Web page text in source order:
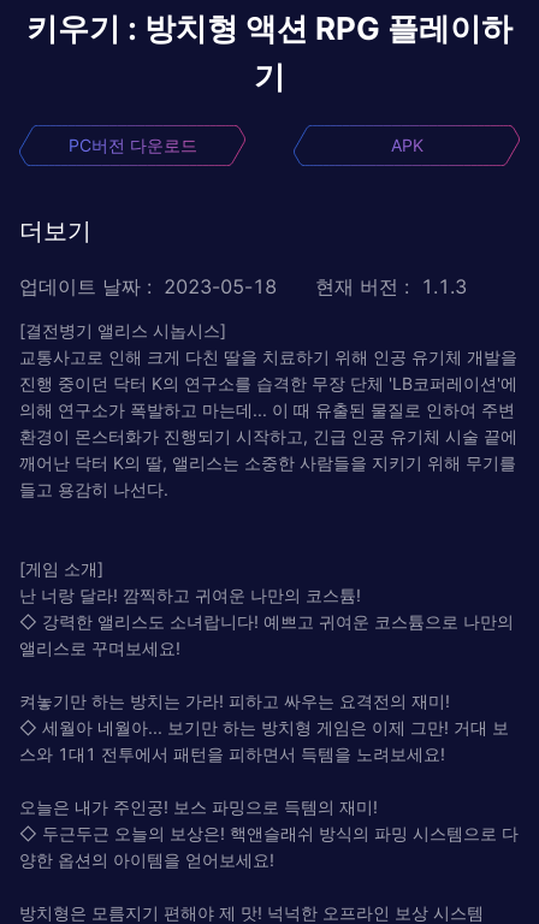
키우기 : 방치형 액션 RPG 플레이하
기
PC버전 다운로드 APK
더보기
업데이트 날짜 : 2023-05-18 현재 버전 : 1.1.3
[결전병기 앨리스 시놉시스]
교통사고로 인해 크게 다친 딸을 치료하기 위해 인공 유기체 개발을
진행 중이던 닥터 K의 연구소를 습격한 무장 단체 'LB코퍼레이션'에
의해 연구소가 폭발하고 마는데... 이 때 유출된 물질로 인하여 주변
환경이 몬스터화가 진행되기 시작하고, 긴급 인공 유기체 시술 끝에
깨어난 닥터 K의 딸, 앨리스는 소중한 사람들을 지키기 위해 무기를
들고 용감히 나선다.
[게임 소개]
난 너랑 달라! 깜찍하고 귀여운 나만의 코스튬!
◇ 강력한 앨리스도 소녀랍니다! 예쁘고 귀여운 코스튬으로 나만의
앨리스로 꾸며보세요!
켜놓기만 하는 방치는 가라! 피하고 싸우는 요격전의 재미!
◇ 세월아 네월아... 보기만 하는 방치형 게임은 이제 그만! 거대 보
스와 1대1 전투에서 패턴을 피하면서 득템을 노려보세요!
오늘은 내가 주인공! 보스 파밍으로 득템의 재미!
◇ 두근두근 오늘의 보상은! 핵앤슬래쉬 방식의 파밍 시스템으로 다
양한 옵션의 아이템을 얻어보세요!
방치형은 모름지기 편해야 제 맛! 넉넉한 오프라인 보상 시스템